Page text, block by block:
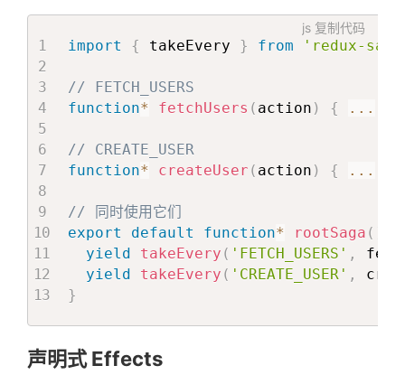
js 复制代码
import { takeEvery } from 'redux-
// FETCH_USERS
function* fetchUsers ( action ) { ...
// CREATE_USER
function* createUser ( action ) { ...
// 同时使用它们
export
default function* rootSaga (
yield
takeEvery ( 'FETCH_USERS' ,
yield
takeEvery ( 'CREATE_USER' ,
}
声明式 Effects